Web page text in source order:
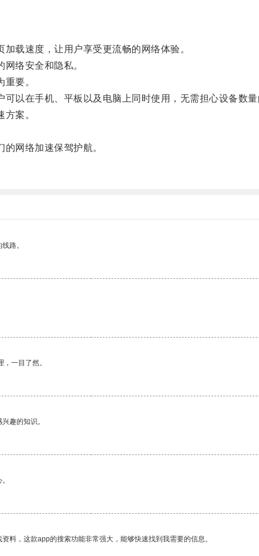
载速度，让用户享受更流畅的网络体验。
络安全和隐私。
要。
在手机、平板以及电脑上同时使用，无需担心设备数量
案。
网络加速保驾护航。
路。
一目了然。
趣的知识。
料，这款app的搜索功能非常强大，能够快速找到我需要的信息。